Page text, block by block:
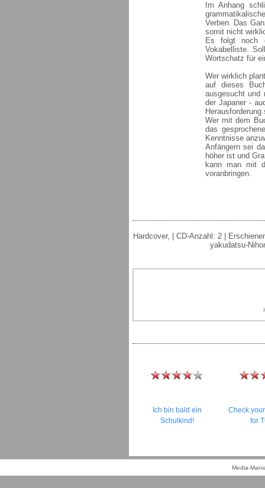
Im Anhang
Verben. Das
somit nicht
Es folgt noch
Vokabelliste.
Wortschatz für
Wer wirklich
auf dieses
ausgesucht und
der Japaner -
Wer mit dem
das
Kenntnisse
Anfängern sei
höher ist und
kann man mit
voranbringen.
Hardcover, | CD-Anzahl: 2 |
yakudatsu-
Ich bin bald ein
Schulkind!
Check
for
Media-